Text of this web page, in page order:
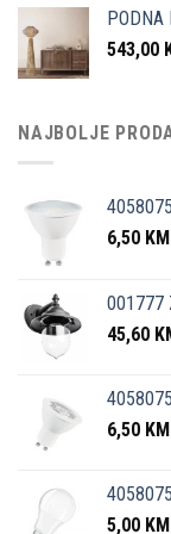
543,00
NAJBOLJE
6,50 KM
001777
45,60
6,50 KM
5,00 KM